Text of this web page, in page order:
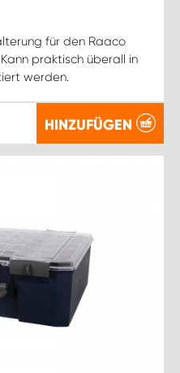
für den Raaco
praktisch überall in
werden.
HINZUFÜGEN